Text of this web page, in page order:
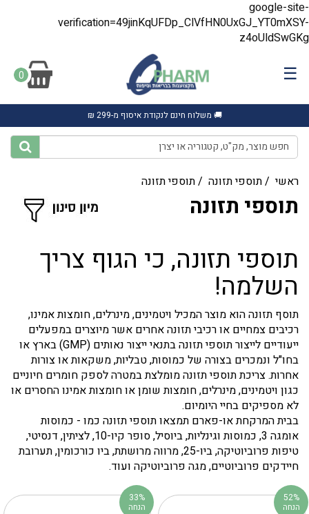
google-site-
verification=49jinKqUFDp_ClVfHN0UxGJ_YT0mXSY-
z4oUldSwGKg
☰
0
🚚 משלוח חינם לנקודת איסוף מ-299 ₪
ראשי /תוספי תזונה /תוספי תזונה
תוספי תזונה
תוספי תזונה, כי הגוף צריך
השלמה!
תוסף תזונה הוא מוצר המכיל ויטמינים, מינרלים, חומצות אמינו,
רכיבים צמחיים או רכיבי תזונה אחרים אשר מיוצרים במפעלים
ייעודיים לייצור תוספי תזונה בתנאי ייצור נאותים (GMP) בארץ או
בחו"ל ונמכרים בצורה של כמוסות, טבליות, משקאות או צורות
אחרות. צריכת תוספי תזונה מומלצת במטרה לספק חומרים חיוניים
כגון ויטמינים, מינרלים, חומצות שומן או חומצות אמינו החסרים או
לא מספיקים בחיי היומיום.
בבית המרקחת או-פארם תמצאו תוספי תזונה כמו - כמוסות
אומגה 3, כמוסות וגינליות, ביוסיל, סופר קיו-10, לציתין, דנסיטי,
טיפות פרוביוטיקה, ביו-25, מרווה מרושתת, ביו כורכומין, תערובת
חיידקים פרוביוטיים, מגה פרוביוטיקה ועוד.
33%
הנחה
52%
הנחה